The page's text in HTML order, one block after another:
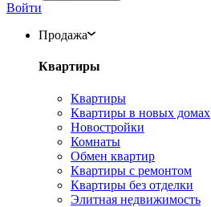
Войти
Продажа
Квартиры
Квартиры
Квартиры в новых домах
Новостройки
Комнаты
Обмен квартир
Квартиры с ремонтом
Квартиры без отделки
Элитная недвижимость